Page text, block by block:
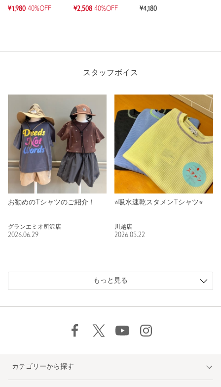
¥1,980 40%OFF
¥2,508 40%OFF
¥4,180
スタッフボイス
お勧めのTシャツのご紹介！
グランエミオ所沢店
2026.06.29
⭐︎吸水速乾スタメンTシャツ⭐︎
川越店
2026.05.22
もっと見る
カテゴリーから探す